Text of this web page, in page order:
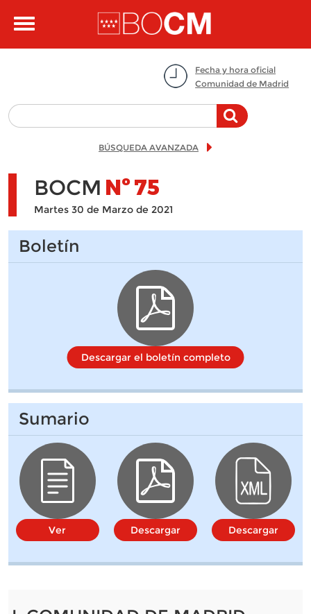
Toggle
Fecha y hora oficial
Comunidad de Madrid
BÚSQUEDA AVANZADA
BOCM Nº75
Martes 30 de Marzo de 2021
Boletín
Descargar el boletín completo
Sumario
Ver Descargar Descargar